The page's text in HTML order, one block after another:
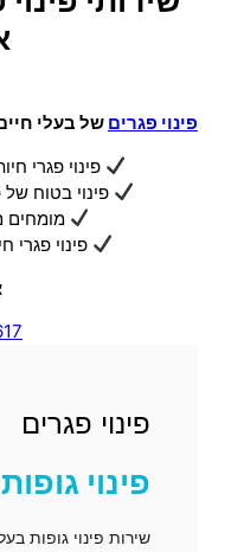
פינוי פגרים של בעלי
פינוי פגרי
פינוי בטוח של
מומחים
פינוי פגרי
פינוי פגרים
פינוי
שירות פינוי גופות